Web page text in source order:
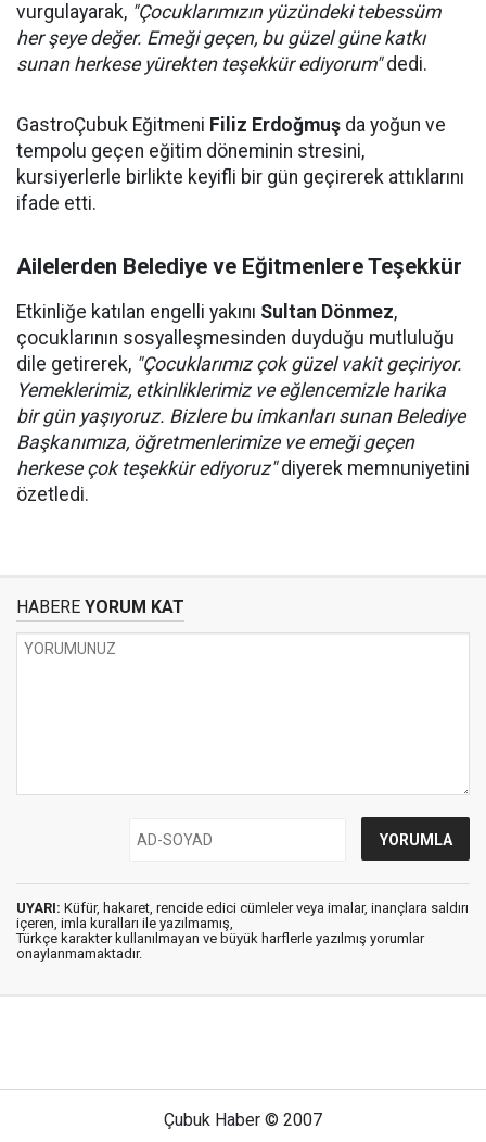
vurgulayarak, "Çocuklarımızın yüzündeki tebessüm
her şeye değer. Emeği geçen, bu güzel güne katkı
sunan herkese yürekten teşekkür ediyorum"dedi.
GastroÇubuk Eğitmeni Filiz Erdoğmuş da yoğun ve
tempolu geçen eğitim döneminin stresini,
kursiyerlerle birlikte keyifli bir gün geçirerek attıklarını
ifade etti.
Ailelerden Belediye ve Eğitmenlere Teşekkür
Etkinliğe katılan engelli yakını Sultan Dönmez,
çocuklarının sosyalleşmesinden duyduğu mutluluğu
dile getirerek, "Çocuklarımız çok güzel vakit geçiriyor.
Yemeklerimiz, etkinliklerimiz ve eğlencemizle harika
bir gün yaşıyoruz. Bizlere bu imkanları sunan Belediye
Başkanımıza, öğretmenlerimize ve emeği geçen
herkese çok teşekkür ediyoruz"diyerek memnuniyetini
özetledi.
HABERE YORUM KAT
UYARI: Küfür, hakaret, rencide edici cümleler veya imalar, inançlara saldırı
içeren, imla kuralları ile yazılmamış,
Türkçe karakter kullanılmayan ve büyük harflerle yazılmış yorumlar
onaylanmamaktadır.
Çubuk Haber © 2007